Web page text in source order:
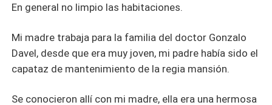
En general no limpio las habitaciones.
Mi madre trabaja para la familia del doctor Gonzalo
Davel, desde que era muy joven, mi padre había sido el
capataz de mantenimiento de la regia mansión.
Se conocieron allí con mi madre, ella era una hermosa